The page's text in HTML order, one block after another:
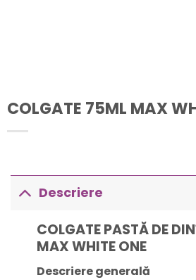
COLGATE 75ML MAX
Descriere
COLGATE PASTĂ DE
MAX WHITE ONE
Descriere generală